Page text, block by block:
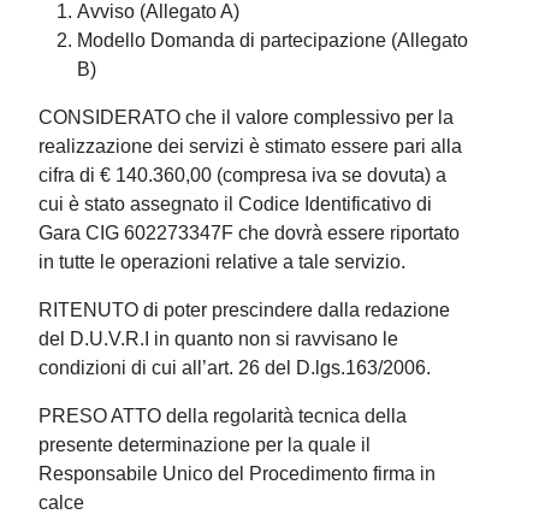
Avviso (Allegato A)
Modello Domanda di partecipazione (Allegato
B)
CONSIDERATO che il valore complessivo per la
realizzazione dei servizi è stimato essere pari alla
cifra di € 140.360,00 (compresa iva se dovuta) a
cui è stato assegnato il Codice Identificativo di
Gara CIG 602273347F che dovrà essere riportato
in tutte le operazioni relative a tale servizio.
RITENUTO di poter prescindere dalla redazione
del D.U.V.R.I in quanto non si ravvisano le
condizioni di cui all’art. 26 del D.lgs.163/2006.
PRESO ATTO della regolarità tecnica della
presente determinazione per la quale il
Responsabile Unico del Procedimento firma in
calce